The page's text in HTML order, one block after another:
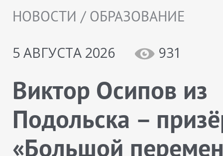
НОВОСТИ / ОБРАЗОВАНИЕ
5 АВГУСТА 2026
931
Виктор Осипов из
Подольска –
«Большой